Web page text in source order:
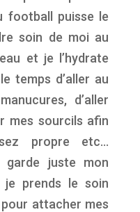
football puisse le
soin de moi au
et je l’hydrate
temps d’aller au
d’aller
mes sourcils afin
propre etc…
garde juste mon
je prends le soin
attacher mes